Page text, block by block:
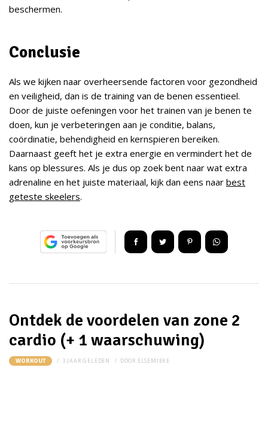
beschermen.
Conclusie
Als we kijken naar overheersende factoren voor gezondheid
en veiligheid, dan is de training van de benen essentieel.
Door de juiste oefeningen voor het trainen van je benen te
doen, kun je verbeteringen aan je conditie, balans,
coördinatie, behendigheid en kernspieren bereiken.
Daarnaast geeft het je extra energie en vermindert het de
kans op blessures. Als je dus op zoek bent naar wat extra
adrenaline en het juiste materiaal, kijk dan eens naar best
geteste skeelers.
Ontdek de voordelen van zone 2
cardio (+ 1 waarschuwing)
WORKOUT 3 JAAR GELEDEN DOOR ELSEMIEKE